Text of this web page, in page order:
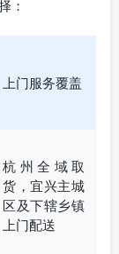
：
上门服务覆盖
杭州全域取
货，宜兴主城
区及下辖乡镇
上门配送